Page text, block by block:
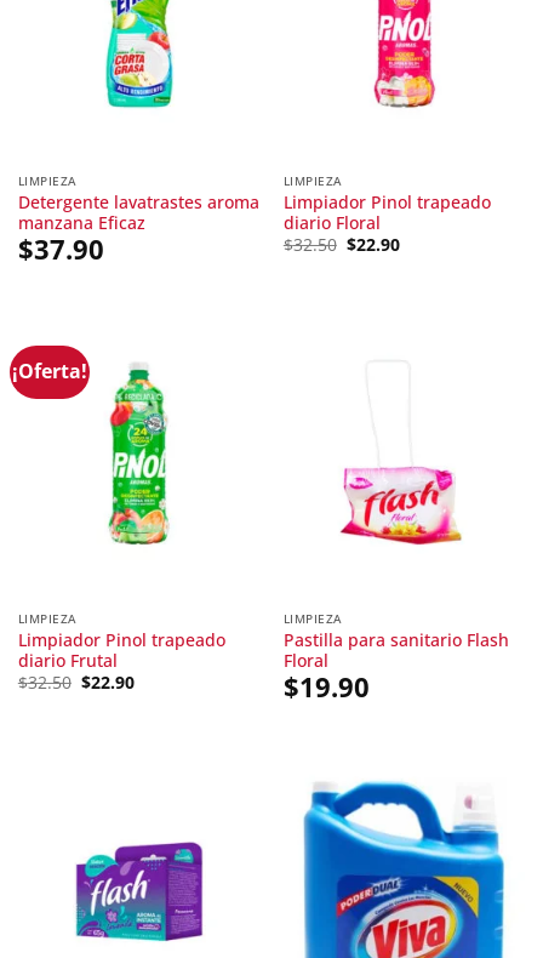
LIMPIEZA
Detergente lavatrastes aroma
manzana Eficaz
$37.90
LIMPIEZA
Limpiador Pinol trapeado
diario Floral
$32.50 Original
$22.90Current
¡Oferta!
LIMPIEZA
Limpiador Pinol trapeado
diario Frutal
$32.50 Original
$22.90Current
LIMPIEZA
Pastilla para sanitario Flash
Floral
$19.90